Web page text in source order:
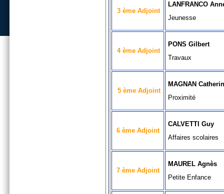
3 ème Adjoint
LANFRANCO
Jeunesse
4 ème Adjoint
PONS Gilbert
Travaux
5 ème Adjoint
MAGNAN
Proximité
6 ème Adjoint
CALVETTI Guy
Affaires scolaires
7 ème Adjoint
MAUREL Agnès
Petite Enfance